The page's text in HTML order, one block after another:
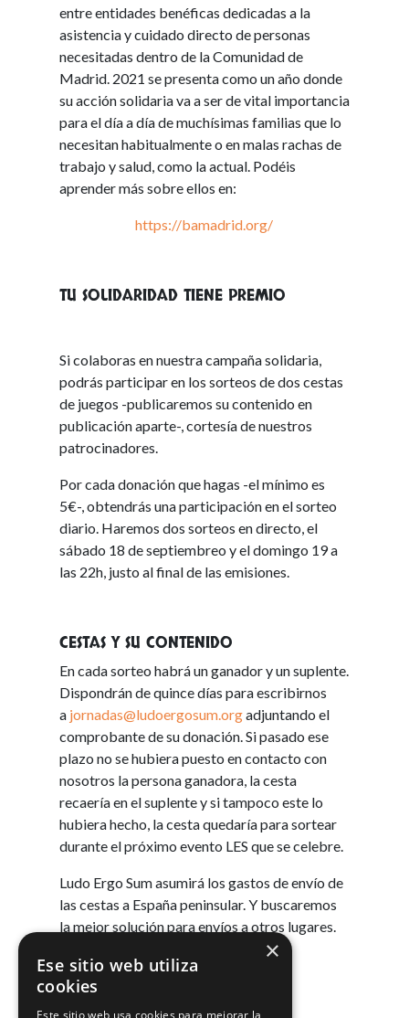
entre entidades benéficas dedicadas a la
asistencia y cuidado directo de personas
necesitadas dentro de la Comunidad de
Madrid. 2021 se presenta como un año donde
su acción solidaria va a ser de vital importancia
para el día a día de muchísimas familias que lo
necesitan habitualmente o en malas rachas de
trabajo y salud, como la actual. Podéis
aprender más sobre ellos en:
https://bamadrid.org/
TU SOLIDARIDAD TIENE PREMIO
Si colaboras en nuestra campaña solidaria,
podrás participar en los sorteos de dos cestas
de juegos -publicaremos su contenido en
publicación aparte-, cortesía de nuestros
patrocinadores.
Por cada donación que hagas -el mínimo es
5€-, obtendrás una participación en el sorteo
diario. Haremos dos sorteos en directo, el
sábado 18 de septiembreo y el domingo 19 a
las 22h, justo al final de las emisiones.
CESTAS Y SU CONTENIDO
En cada sorteo habrá un ganador y un suplente.
Dispondrán de quince días para escribirnos
a jornadas@ludoergosum.orgadjuntando el
comprobante de su donación. Si pasado ese
plazo no se hubiera puesto en contacto con
nosotros la persona ganadora, la cesta
recaería en el suplente y si tampoco este lo
hubiera hecho, la cesta quedaría para sortear
durante el próximo evento LES que se celebre.
Ludo Ergo Sum asumirá los gastos de envío de
las cestas a España peninsular. Y buscaremos
la mejor solución para envíos a otros lugares.
¡GRACIAS DE ANTEMANO! ×
Ese sitio web utiliza
cookies
Este sitio web usa cookies para mejorar la